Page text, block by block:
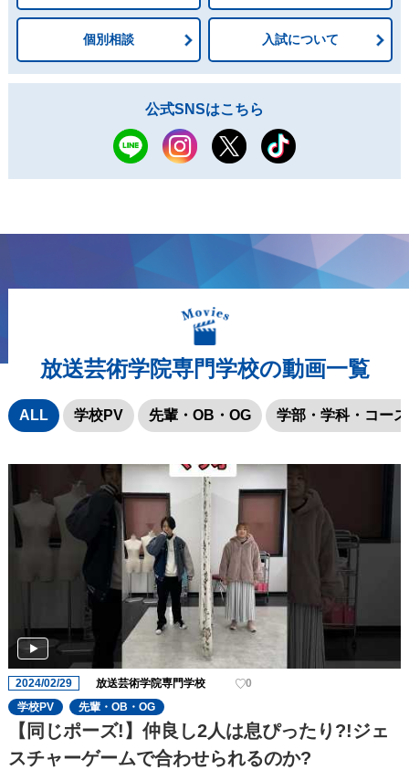
個別相談 入試について
公式SNSはこちら
放送芸術学院専門学校の動画一覧
ALL 学校PV 先輩・OB・OG 学部・学科・コース
2024/02/29 放送芸術学院専門学校
0
学校PV
先輩・OB・OG
【同じポーズ!】仲良し2人は息ぴったり?!ジェ
スチャーゲームで合わせられるのか?